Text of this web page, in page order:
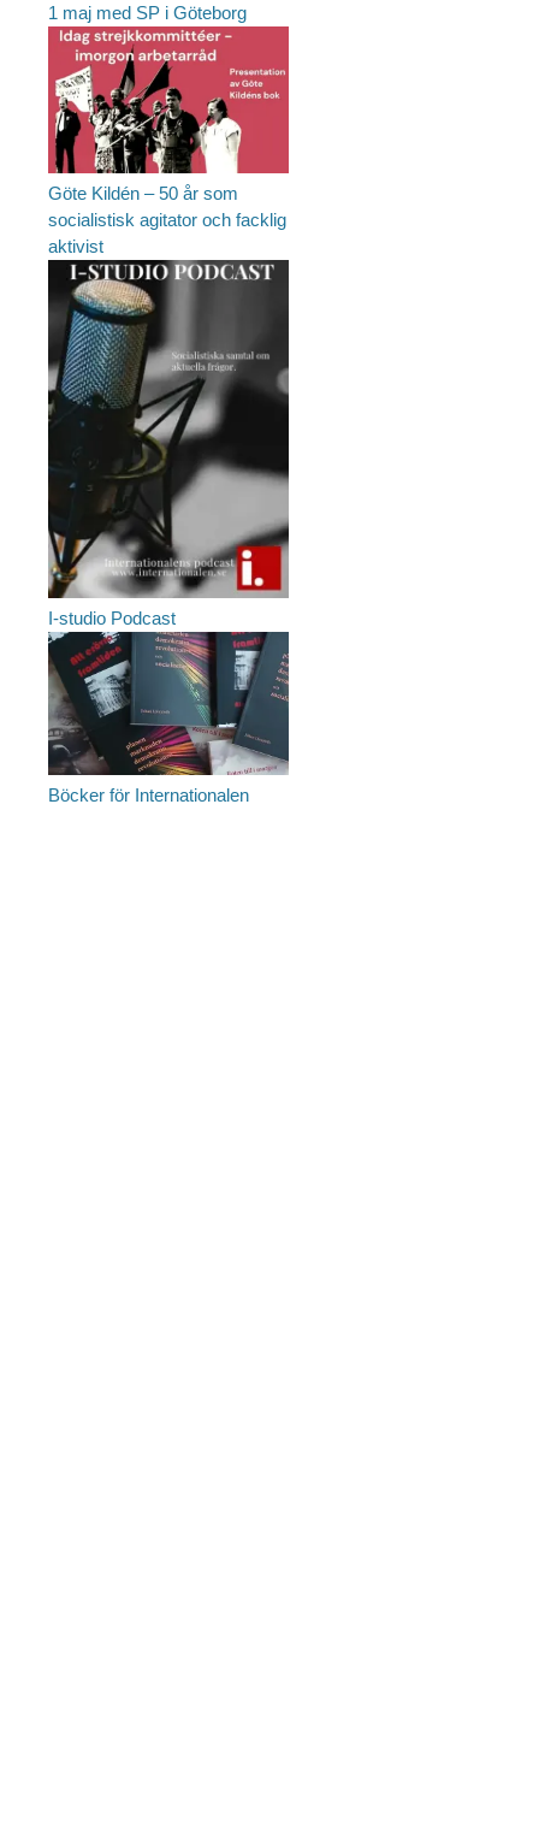
1 maj med SP i Göteborg
Göte Kildén – 50 år som
socialistisk agitator och facklig
aktivist
I-studio Podcast
Böcker för Internationalen